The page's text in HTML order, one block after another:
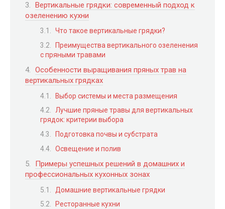
Вертикальные грядки: современный подход к
озеленению кухни
Что такое вертикальные грядки?
Преимущества вертикального озеленения
с пряными травами
Особенности выращивания пряных трав на
вертикальных грядках
Выбор системы и места размещения
Лучшие пряные травы для вертикальных
грядок: критерии выбора
Подготовка почвы и субстрата
Освещение и полив
Примеры успешных решений в домашних и
профессиональных кухонных зонах
Домашние вертикальные грядки
Ресторанные кухни